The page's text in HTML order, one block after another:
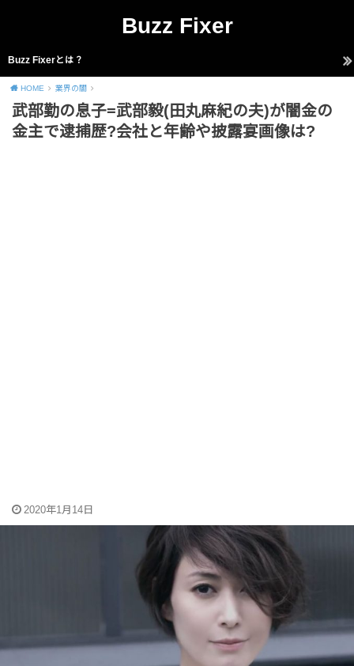
Buzz Fixer
Buzz Fixerとは？
HOME 業界の闇
武部勤の息子=武部毅(田丸麻紀の夫)が闇金の
金主で逮捕歴?会社と年齢や披露宴画像は?
2020年1月14日